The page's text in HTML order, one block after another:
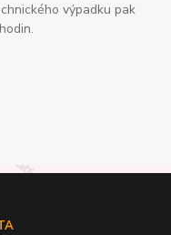
výpadku pak